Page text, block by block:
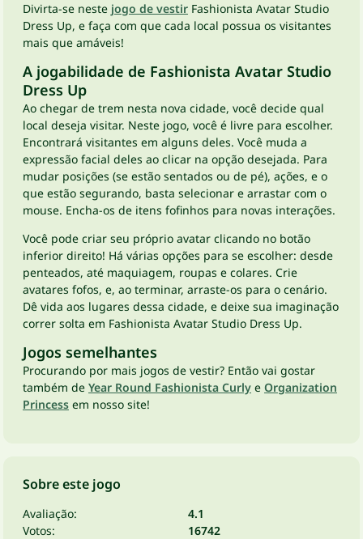
Divirta-se neste jogo de vestir Fashionista Avatar Studio
Dress Up, e faça com que cada local possua os visitantes
mais que amáveis!
A jogabilidade de Fashionista Avatar Studio
Dress Up
Ao chegar de trem nesta nova cidade, você decide qual
local deseja visitar. Neste jogo, você é livre para escolher.
Encontrará visitantes em alguns deles. Você muda a
expressão facial deles ao clicar na opção desejada. Para
mudar posições (se estão sentados ou de pé), ações, e o
que estão segurando, basta selecionar e arrastar com o
mouse. Encha-os de itens fofinhos para novas interações.
Você pode criar seu próprio avatar clicando no botão
inferior direito! Há várias opções para se escolher: desde
penteados, até maquiagem, roupas e colares. Crie
avatares fofos, e, ao terminar, arraste-os para o cenário.
Dê vida aos lugares dessa cidade, e deixe sua imaginação
correr solta em Fashionista Avatar Studio Dress Up.
Jogos semelhantes
Procurando por mais jogos de vestir? Então vai gostar
também de Year Round Fashionista Curly e Organization
Princess em nosso site!
Sobre este jogo
Avaliação:
4.1
Votos:
16742